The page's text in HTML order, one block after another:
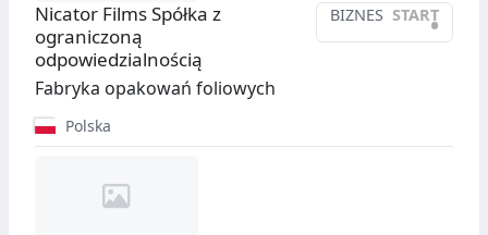
BIZNES START
•
Nicator Films Spółka z
ograniczoną
odpowiedzialnością
Fabryka opakowań foliowych
Polska